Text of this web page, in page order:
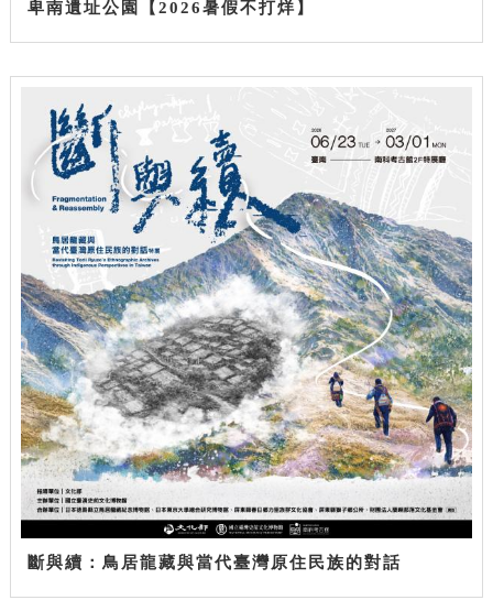
卑南遺址公園【2026暑假不打烊】
斷與續：鳥居龍藏與當代臺灣原住民族的對話